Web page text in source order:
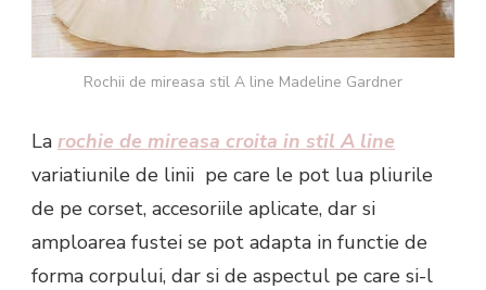
Rochii de mireasa stil A line Madeline Gardner
La rochie de mireasa croita in stil A line
variatiunile de linii pe care le pot lua pliurile
de pe corset, accesoriile aplicate, dar si
amploarea fustei se pot adapta in functie de
forma corpului, dar si de aspectul pe care si-l